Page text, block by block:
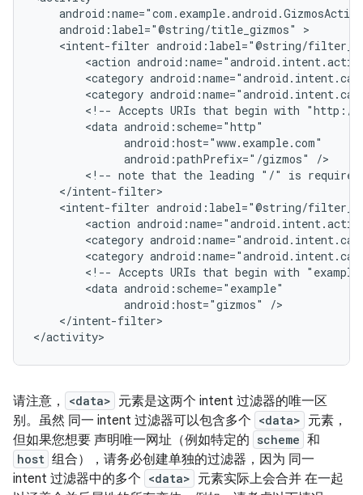
android:label="@string/title_gizmos"
<intent-filter
<action
<category
<category
<!-- Accepts URIs that begin with "http://
<data
android:pathPrefix="/gizmos"
<!-- note that the leading "/" is required
<intent-filter
<action
<category
<category
<!-- Accepts URIs that begin with
<data
android:host="gizmos"
</intent-filter>
请注意， <data> 元素是这两个 intent 过滤器的唯一区
别。虽然 同一 intent 过滤器可以包含多个 <data> 元素，
但如果您想要 声明唯一网址（例如特定的 scheme 和
host 组合），请务必创建单独的过滤器，因为 同一
intent 过滤器中的多个 <data> 元素实际上会合并 在一起